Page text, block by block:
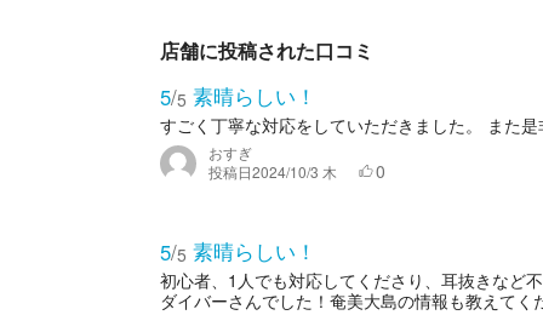
店舗に投稿された口コミ
5/5 素晴らしい！
すごく丁寧な対応をしていただきました。 また
おすぎ
投稿日2024/10/3 木 0
5/5 素晴らしい！
初心者、1人でも対応してくださり、耳抜きなど
ダイバーさんでした！奄美大島の情報も教えて